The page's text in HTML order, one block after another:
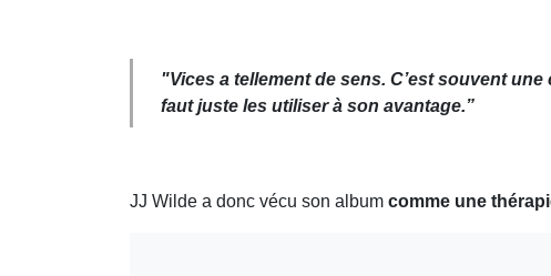
"Vices a tellement de sens. C’est souvent
faut juste les utiliser à son avantage.”
JJ Wilde a donc vécu son album comme une